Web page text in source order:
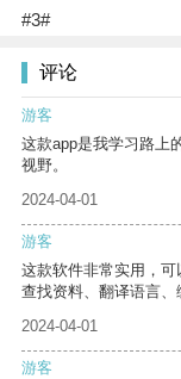
#3#
评论
游客
这款app是我学习路上
视野。
2024-04-01
游客
这款软件非常实用，
查找资料、翻译语言、
2024-04-01
游客